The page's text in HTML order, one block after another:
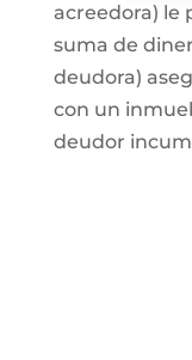
acreedora) le
suma de
deudora)
con un
deudor